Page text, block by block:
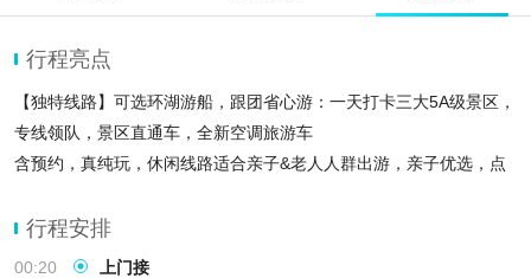
行程亮点
【独特线路】可选环湖游船，跟团省心游：一天打卡三大5A级景区，
专线领队，景区直通车，全新空调旅游车
含预约，真纯玩，休闲线路适合亲子&老人人群出游，亲子优选，点
【亲子优选】轻松亲子游，故宫、颐和园、十三陵、恭王府，多套餐
任意组合供您选择，服务标准化，行程透明
行程安排
00:20 上门接